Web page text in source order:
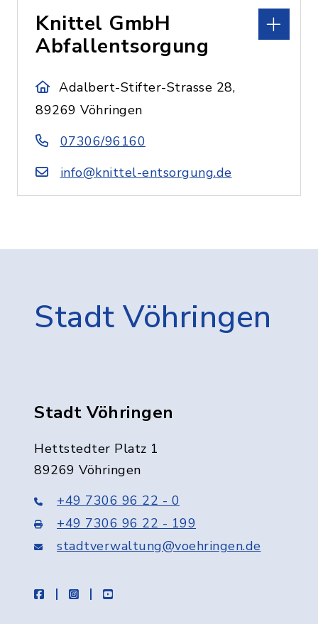
Knittel GmbH
Abfallentsorgung
Adalbert-Stifter-Strasse 28,
89269 Vöhringen
07306/96160
info@knittel-entsorgung.de
Stadt Vöhringen
Stadt Vöhringen
Hettstedter Platz 1
89269 Vöhringen
+49 7306 96 22 - 0
+49 7306 96 22 - 199
stadtverwaltung@voehringen.de
facebookinstagramyoutube